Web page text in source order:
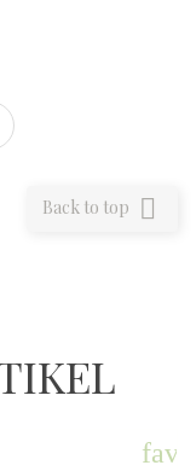
Back to top 